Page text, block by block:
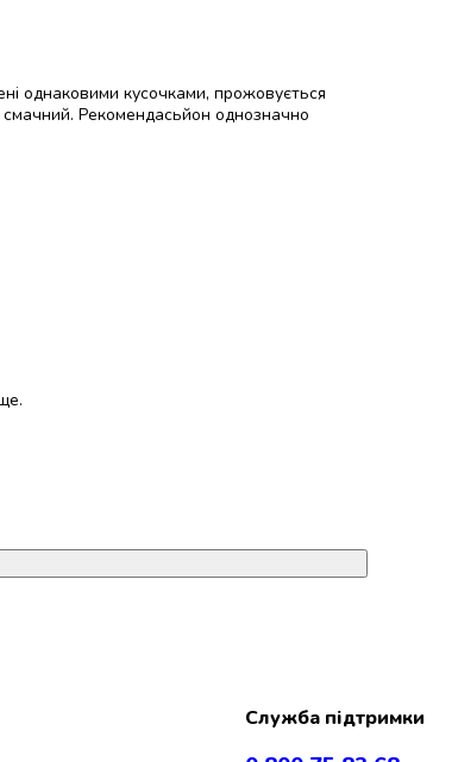
однаковими кусочками, прожовується
Рекомендасьйон однозначно
Служба підтримки